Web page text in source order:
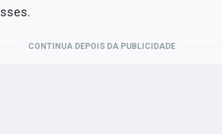
CONTINUA DEPOIS DA PUBLICIDADE